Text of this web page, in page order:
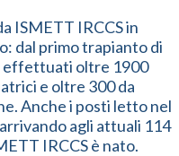
ISMETT IRCCS in
dal primo trapianto di
effettuati oltre 1900
e oltre 300 da
Anche i posti letto nel
agli attuali 114
IRCCS è nato.